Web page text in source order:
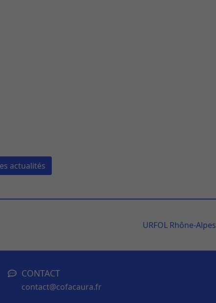
actualités
URFOL Rhône-Alpes
CONTACT
contact@cofacaura.fr